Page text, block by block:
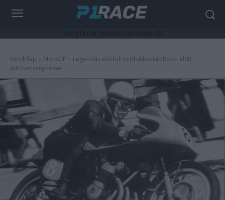
Kezdőlap MotoGP
Legendás elődök próbálkoztak Rossi előtt
autóversenyzéssel